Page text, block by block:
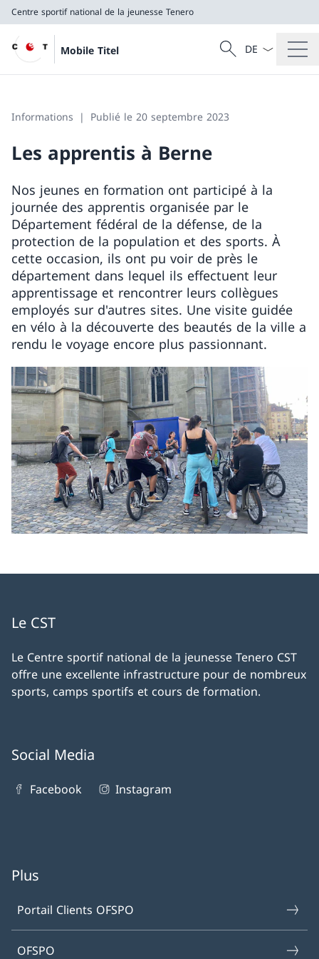
Centre sportif national de la jeunesse Tenero
Mobile Titel
Recherche
Recherche
La langue
Informations Publié le 20 septembre 2023
Les apprentis à Berne
Nos jeunes en formation ont participé à la
journée des apprentis organisée par le
Département fédéral de la défense, de la
protection de la population et des sports. À
cette occasion, ils ont pu voir de près le
département dans lequel ils effectuent leur
apprentissage et rencontrer leurs collègues
employés sur d'autres sites. Une visite guidée
en vélo à la découverte des beautés de la ville a
rendu le voyage encore plus passionnant.
Le CST
Le Centre sportif national de la jeunesse Tenero CST
offre une excellente infrastructure pour de nombreux
sports, camps sportifs et cours de formation.
Social Media
Facebook Instagram
Plus
Portail Clients OFSPO
OFSPO